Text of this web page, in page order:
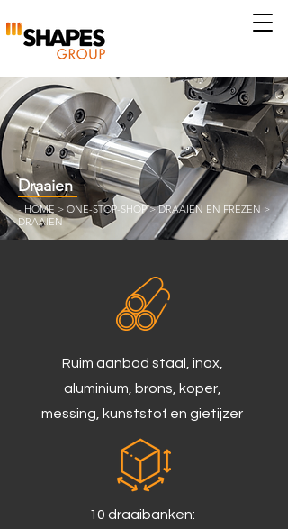
Draaien
-HOME > ONE-STOP-SHOP>DRAAIEN EN FREZEN >
DRAAIEN
Ruim aanbod staal, inox,
aluminium, brons, koper,
messing, kunststof en gietijzer
10 draaibanken: